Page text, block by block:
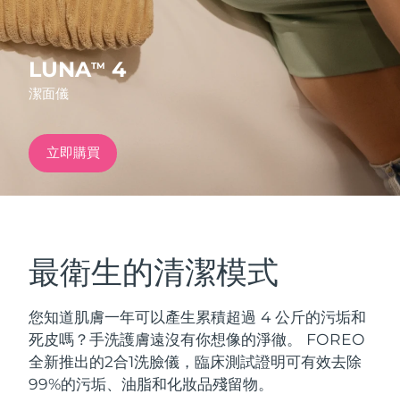
LUNATM4
潔面儀
立即購買
最衛生的清潔模式
您知道肌膚一年可以產生累積超過 4 公斤的污垢和
死皮嗎？手洗護膚遠沒有你想像的淨徹。 FOREO
全新推出的2合1洗臉儀，臨床測試證明可有效去除
99%的污垢、油脂和化妝品殘留物。
特別優惠
紅光療法
面部清潔
LUNA™ 4 套裝
緊致提拉
BEAR™ 2 套裝
澳洲 預計送達日期12/08/2026
法國 預計送達日期 09/08/2026
德國 預計送達日期09/08/2026
加拿大 13/08/2026
奧地利 預計送達日期
比利時 預計送達日期 09/08/2026
百慕達 預計送達日期